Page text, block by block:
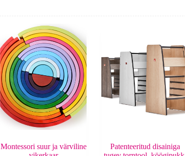
Montessori suur ja värviline
Patenteeritud disainiga